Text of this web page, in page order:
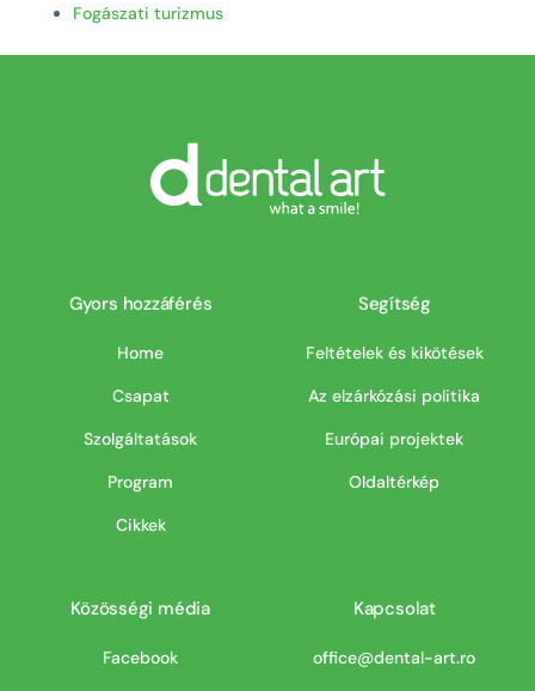
Fogászati turizmus
Gyors hozzáférés
Home
Csapat
Szolgáltatások
Program
Cikkek
Segítség
Feltételek és kikötések
Az elzárkózási politika
Európai projektek
Oldaltérkép
Közösségi média
Facebook
Kapcsolat
office@dental-art.ro